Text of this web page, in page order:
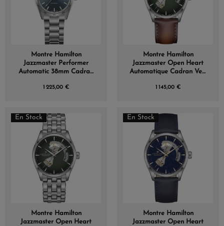
Montre Hamilton
Jazzmaster Performer
Automatic 38mm Cadran
1 225,00 €
Montre Hamilton
Jazzmaster Open Heart
Automatique Cadran Vert
1 145,00 €
En Stock
Montre Hamilton
Jazzmaster Open Heart
En Stock
Montre Hamilton
Jazzmaster Open Heart